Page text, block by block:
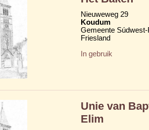
Nieuweweg 29
Koudum
Gemeente
Friesland
In gebruik
Unie van
Elim